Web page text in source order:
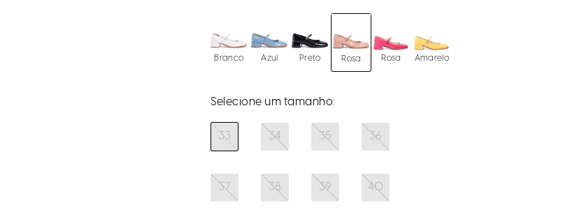
Branco Azul Preto Rosa Rosa Amarelo
33 34 35 36
37 38 39 40